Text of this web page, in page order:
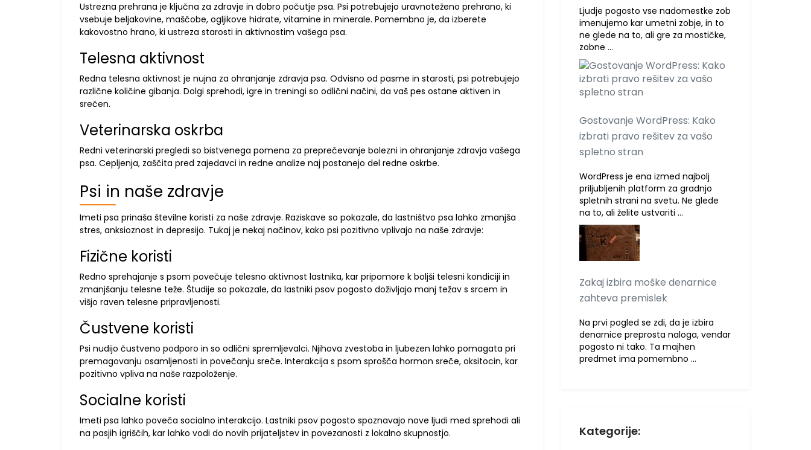
Ustrezna prehrana je ključna za zdravje in dobro počutje psa. Psi potrebujejo uravnoteženo prehrano, ki
vsebuje beljakovine, maščobe, ogljikove hidrate, vitamine in minerale. Pomembno je, da izberete
kakovostno hrano, ki ustreza starosti in aktivnostim vašega psa.
Telesna aktivnost
Redna telesna aktivnost je nujna za ohranjanje zdravja psa. Odvisno od pasme in starosti, psi potrebujejo
različne količine gibanja. Dolgi sprehodi, igre in treningi so odlični načini, da vaš pes ostane aktiven in
srečen.
Veterinarska oskrba
Redni veterinarski pregledi so bistvenega pomena za preprečevanje bolezni in ohranjanje zdravja vašega
psa. Cepljenja, zaščita pred zajedavci in redne analize naj postanejo del redne oskrbe.
Psi in naše zdravje
Imeti psa prinaša številne koristi za naše zdravje. Raziskave so pokazale, da lastništvo psa lahko zmanjša
stres, anksioznost in depresijo. Tukaj je nekaj načinov, kako psi pozitivno vplivajo na naše zdravje:
Fizične koristi
Redno sprehajanje s psom povečuje telesno aktivnost lastnika, kar pripomore k boljši telesni kondiciji in
zmanjšanju telesne teže. Študije so pokazale, da lastniki psov pogosto doživljajo manj težav s srcem in
višjo raven telesne pripravljenosti.
Čustvene koristi
Psi nudijo čustveno podporo in so odlični spremljevalci. Njihova zvestoba in ljubezen lahko pomagata pri
premagovanju osamljenosti in povečanju sreče. Interakcija s psom sprošča hormon sreče, oksitocin, kar
pozitivno vpliva na naše razpoloženje.
Socialne koristi
Imeti psa lahko poveča socialno interakcijo. Lastniki psov pogosto spoznavajo nove ljudi med sprehodi ali
na pasjih igriščih, kar lahko vodi do novih prijateljstev in povezanosti z lokalno skupnostjo.
Ljudje pogosto vse nadomestke zob
imenujemo kar umetni zobje, in to
ne glede na to, ali gre za mostičke,
zobne …
Gostovanje WordPress: Kako
izbrati pravo rešitev za vašo
spletno stran
WordPress je ena izmed najbolj
priljubljenih platform za gradnjo
spletnih strani na svetu. Ne glede
na to, ali želite ustvariti …
Zakaj izbira moške denarnice
zahteva premislek
Na prvi pogled se zdi, da je izbira
denarnice preprosta naloga, vendar
pogosto ni tako. Ta majhen
predmet ima pomembno …
Kategorije: